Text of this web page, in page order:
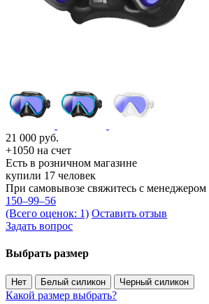
21 000 руб.
+1050 на счет
Есть в розничном магазине
купили 17 человек
При самовывозе свяжитесь с менеджером
150–99–56
(Всего оценок: 1) Оставить отзыв
Задать вопрос
Выбрать размер
Нет Белый силикон Черный силикон
Какой размер выбрать?